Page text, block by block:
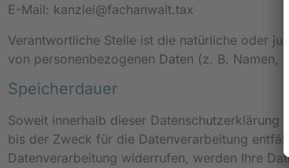
E-Mail: kanzlei@fachanwalt.tax
Verantwortliche Stelle ist die natürliche oder
von personenbezogenen Daten (z. B. Namen,
Speicherdauer
Soweit innerhalb dieser Datenschutzerklärung
bis der Zweck für die Datenverarbeitung
Datenverarbeitung widerrufen, werden Ihre